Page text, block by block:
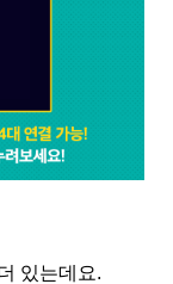
있는데요.